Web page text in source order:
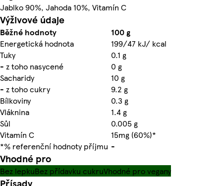
Jablko 90%, Jahoda 10%, Vitamín C
Výživové údaje
Běžné hodnoty
100 g
Energetická hodnota
199/47 kJ/ kcal
Tuky
0.1 g
- z toho nasycené
0 g
Sacharidy
10 g
- z toho cukry
9.2 g
Bílkoviny
0.3 g
Vláknina
1.4 g
Sůl
0.005 g
Vitamín C
15mg (60%)*
*% referenční hodnoty příjmu -
Vhodné pro
Bez lepkuBez přídavku cukruVhodné pro vegany
Přísady